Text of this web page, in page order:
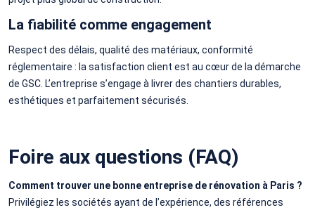
La fiabilité comme engagement
Respect des délais, qualité des matériaux, conformité
réglementaire : la satisfaction client est au cœur de la démarche
de GSC. L’entreprise s’engage à livrer des chantiers durables,
esthétiques et parfaitement sécurisés.
Foire aux questions (FAQ)
Comment trouver une bonne entreprise de rénovation à Paris ?
Privilégiez les sociétés ayant de l’expérience, des références